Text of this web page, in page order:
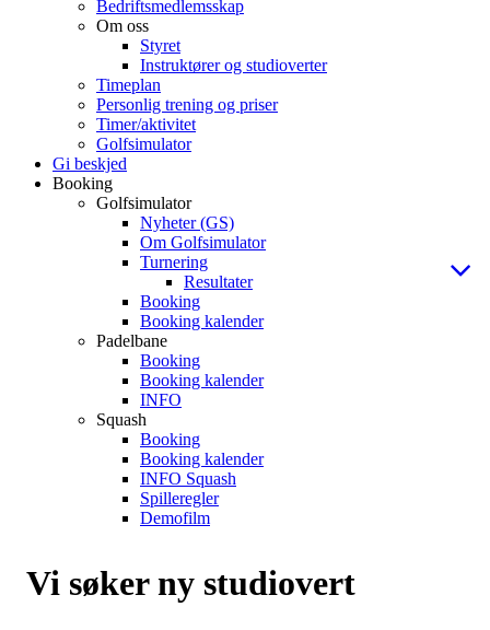
Bedriftsmedlemsskap
Om oss
Styret
Instruktører og studioverter
Timeplan
Personlig trening og priser
Timer/aktivitet
Golfsimulator
Gi beskjed
Booking
Golfsimulator
Nyheter (GS)
Om Golfsimulator
Turnering
Resultater
Booking
Booking kalender
Padelbane
Booking
Booking kalender
INFO
Squash
Booking
Booking kalender
INFO Squash
Spilleregler
Demofilm
Vi søker ny studiovert